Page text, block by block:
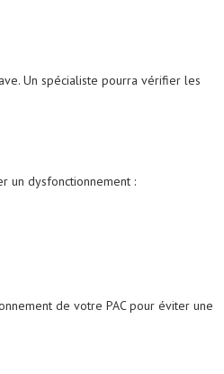
Un spécialiste pourra vérifier les
un dysfonctionnement :
de votre PAC pour éviter une